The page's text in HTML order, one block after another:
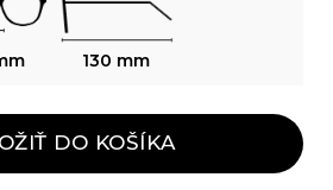
130 mm
DO KOŠÍKA